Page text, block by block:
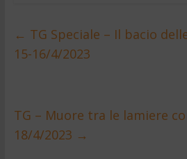
← TG Speciale – Il bacio
15-16/4/2023
TG – Muore tra le lamiere
18/4/2023 →